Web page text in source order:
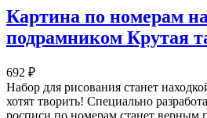
Картина по номерам на
подрамником Крутая
692 ₽
Набор для рисования станет
хотят творить! Специально